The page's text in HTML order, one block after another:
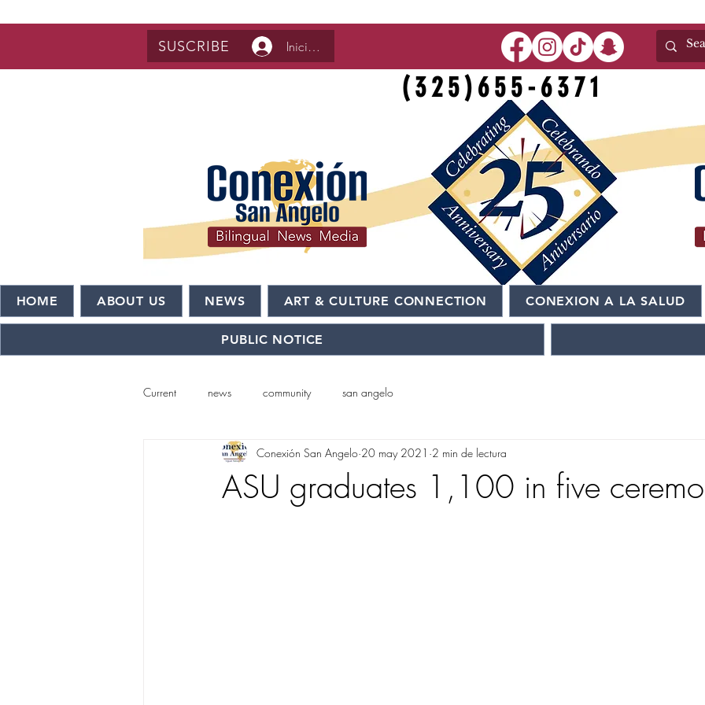
SUSCRIBE Iniciar sesión
(325)655-6371
HOME ABOUT US NEWS ART & CULTURE CONNECTION CONEXION A LA SALUD
PUBLIC NOTICE
Current news community san angelo
ASU graduates 1,100 in five
Conexión San Angelo 20 may 2021 2 min de lectura